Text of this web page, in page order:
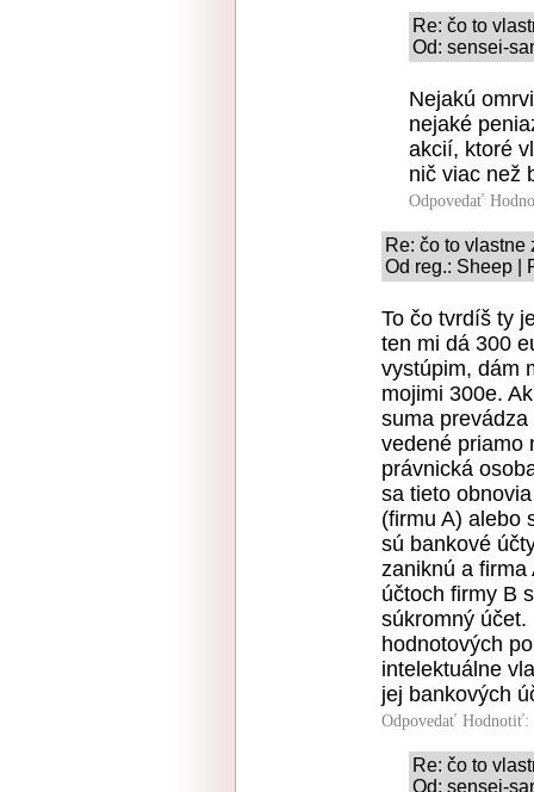
Re: čo to
Od: sensei-
Nejakú
nejaké
akcií, ktoré
nič viac než
Odpovedať
Re: čo to vlastne
Od reg.: Sheep |
To čo tvrdíš ty
ten mi dá 300
vystúpim, dám
mojimi 300e.
suma
vedené priamo
právnická
sa tieto
(firmu A) alebo
sú bankové
zaniknú a firma
účtoch firmy B
súkromný
hodnotových
intelektuálne
jej bankových
Odpovedať Hodnotiť:
Re: čo to
Od: sensei-